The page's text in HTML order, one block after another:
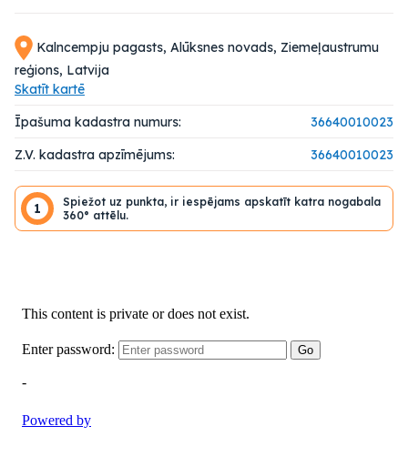
Kalncempju pagasts, Alūksnes novads, Ziemeļaustrumu
reģions, Latvija
Skatīt kartē
Īpašuma kadastra numurs:
36640010023
Z.V. kadastra apzīmējums:
36640010023
1
Spiežot uz punkta, ir iespējams apskatīt katra nogabala
360° attēlu.